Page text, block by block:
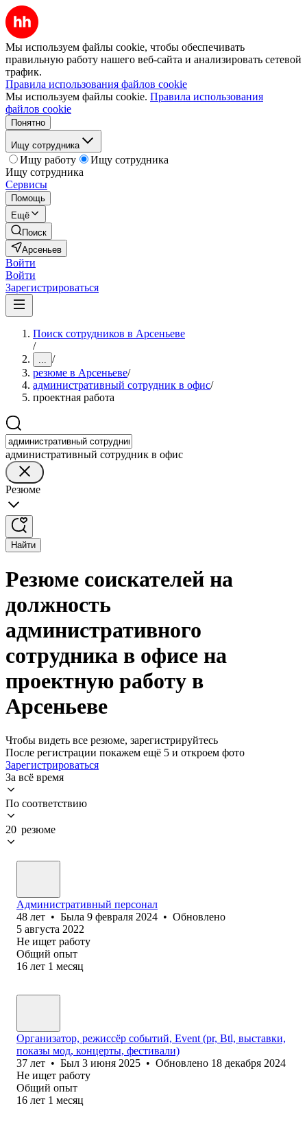
Мы используем файлы cookie, чтобы обеспечивать
правильную работу нашего веб-сайта и анализировать сетевой
трафик.
Правила использования файлов cookie
Мы используем файлы cookie. Правила использования
файлов cookie
Понятно
Ищу сотрудника
Ищу работу
Ищу сотрудника
Ищу сотрудника
Сервисы
Помощь
Ещё
Поиск
Арсеньев
Войти
Войти
Зарегистрироваться
Поиск сотрудников в Арсеньеве
/
... /
резюме в Арсеньеве/
административный сотрудник в офис/
проектная работа
административный сотрудник в офис
Резюме
Найти
Резюме соискателей на
должность
административного
сотрудника в офисе на
проектную работу в
Арсеньеве
Чтобы видеть все резюме, зарегистрируйтесь
После регистрации покажем ещё 5 и откроем фото
Зарегистрироваться
За всё время
По соответствию
20 резюме
Административный персонал
48 лет • Была 9 февраля 2024 • Обновлено
5 августа 2022
Не ищет работу
Общий опыт
16 лет 1 месяц
Организатор, режиссёр событий, Event (pr, Btl, выставки,
показы мод, концерты, фестивали)
37 лет • Был 3 июня 2025 • Обновлено 18 декабря 2024
Не ищет работу
Общий опыт
16 лет 1 месяц